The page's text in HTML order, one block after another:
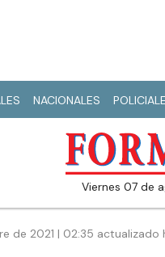
NACIONALES
viernes 07 de
de 2021 | 02:35 actualizado